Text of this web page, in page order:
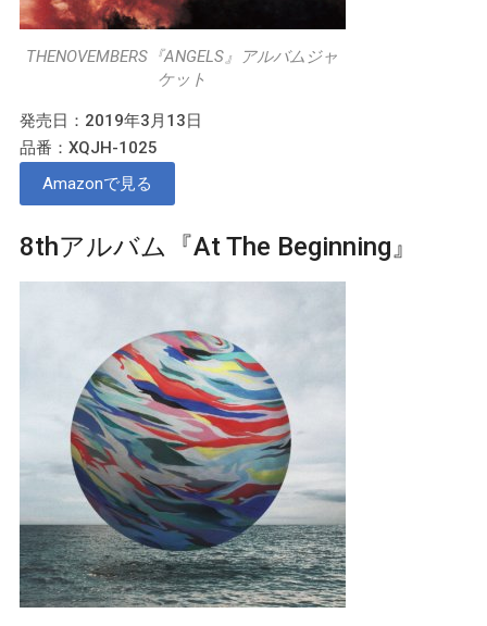
THENOVEMBERS『ANGELS』アルバムジャ
ケット
発売日：2019年3月13日
品番：XQJH-1025
Amazonで見る
8thアルバム『At The Beginning』